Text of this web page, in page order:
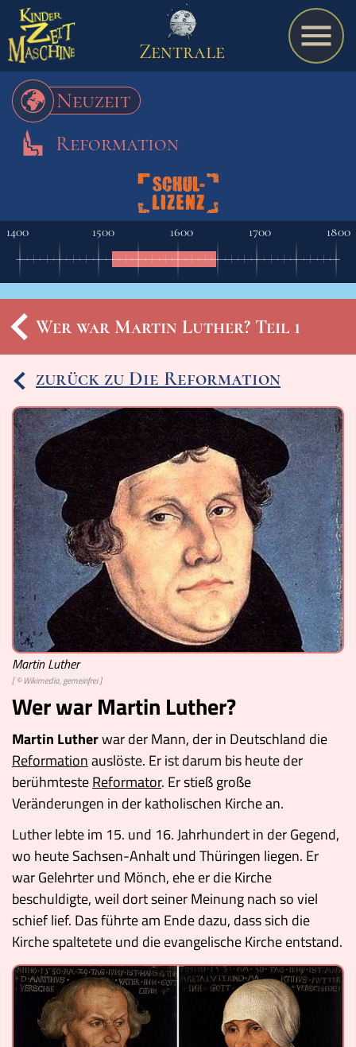
Spiel
A bis Z
Termine
Schulmaterialien
Zentrale
Neuzeit
Reformation
1400 1500 1600 1700 1800
Ereignisse
Lucys Wissensbox
Karte
Quiz
Memospiel
Videos
Mach mit!
Buchtipps
Schulmaterialien
Museen
Wer war Martin Luther? Teil 1
zurück zu Die Reformation
Martin Luther
[ © Wikimedia, gemeinfrei ]
Wer war Martin Luther?
Martin Lutherwar der Mann, der in Deutschland die
Reformationauslöste. Er ist darum bis heute der
berühmtesteReformator. Er stieß große
Veränderungen in der katholischen Kirche an.
Luther lebte im 15. und 16. Jahrhundert in der Gegend,
wo heute Sachsen-Anhalt und Thüringen liegen. Er
war Gelehrter und Mönch, ehe er die Kirche
beschuldigte, weil dort seiner Meinung nach so viel
schief lief. Das führte am Ende dazu, dass sich die
Kirche spaltetete und die evangelische Kirche entstand.